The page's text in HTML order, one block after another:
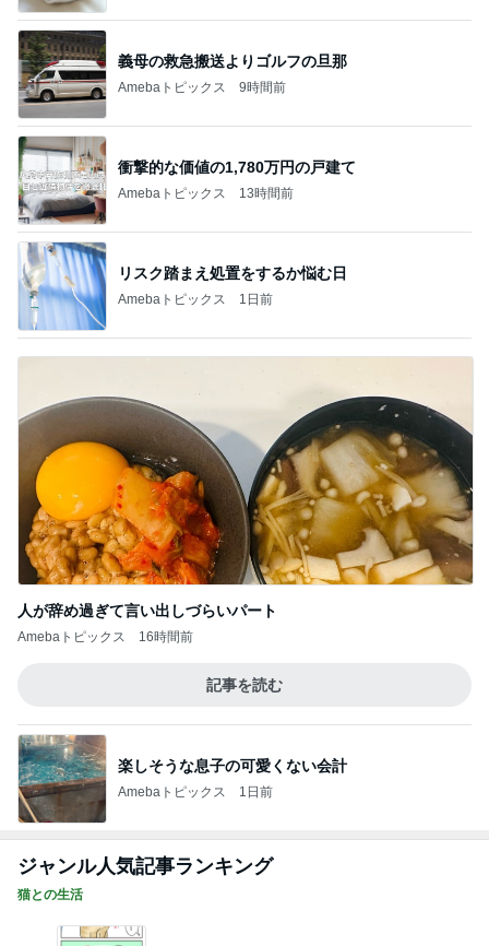
義母の救急搬送よりゴルフの旦那
Amebaトピックス 9時間前
衝撃的な価値の1,780万円の戸建て
Amebaトピックス 13時間前
リスク踏まえ処置をするか悩む日
Amebaトピックス 1日前
人が辞め過ぎて言い出しづらいパート
Amebaトピックス 16時間前
記事を読む
楽しそうな息子の可愛くない会計
Amebaトピックス 1日前
ジャンル人気記事ランキング
猫との生活